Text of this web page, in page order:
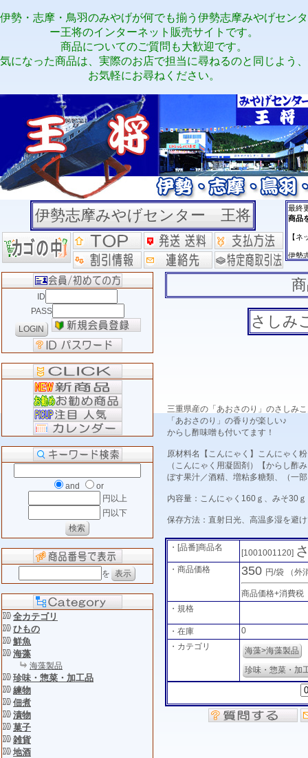
伊勢・志摩・鳥羽のみやげが何でも揃う伊勢志摩みやげセンタ
ー王将のインターネット販売サイトです。
商品についてのご質問も大歓迎です。
気になった商品は、実際のお店で担当に尋ねるのと同じよう、
お気軽にお尋ねください。
伊勢志摩みやげセンター 王将
ID
PASS
and
or
円以上
円以下
を
全カテゴリ
ひもの
鮮魚
海藻
海藻製品
珍味・惣菜・加工品
練物
佃煮
漬物
菓子
雑貨
地酒
さしみ
三重県産の「あおさのり」のさしみ
「あおさのり」の香りが楽しい♪
からし酢味噌も付いてます！
原材料名【こんにゃく】こんにゃく
（こんにゃく用凝固剤）【からし酢
ぼす果汁／酒精、増粘多糖類、（一
内容量：こんにゃく160ｇ、みそ30ｇ
保存方法：直射日光、高温多湿を避
・[品番]商品名
[1001001120]
・商品価格 350 円/袋 （外
商品価格+消費税
・規格
・在庫
0
・カテゴリ
海藻>海藻製品
珍味・惣菜・加